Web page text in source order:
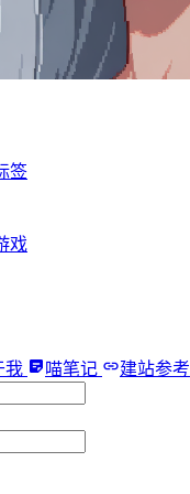
签
戏
我 喵笔记 建站参考